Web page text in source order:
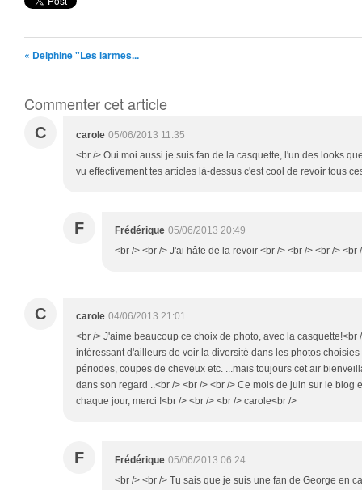
« Delphine "Les larmes...
Commenter cet article
C carole 05/06/2013 11:35
<br /> Oui moi aussi je suis fan de la casquette, l'un des looks
vu effectivement tes articles là-dessus c'est cool de revoir tous
F Frédérique 05/06/2013 20:49
<br /> <br /> J'ai hâte de la revoir <br /> <br /> <br /> <br
C carole 04/06/2013 21:01
<br /> J'aime beaucoup ce choix de photo, avec la casquette!<br
intéressant d'ailleurs de voir la diversité dans les photos
périodes, coupes de cheveux etc. ...mais toujours cet air
dans son regard ..<br /> <br /> <br /> Ce mois de juin sur le blog
chaque jour, merci !<br /> <br /> <br /> carole<br />
F Frédérique 05/06/2013 06:24
<br /> <br /> Tu sais que je suis une fan de George en